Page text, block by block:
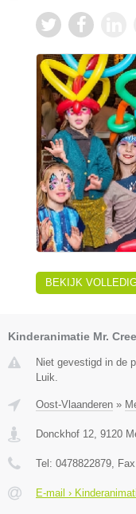
BEKIJK
Kinderanimatie Mr.
Niet gevestigd in de
Luik.
Oost-Vlaanderen »
Donckhof 12, 9120
Tel: 0478822879,
E-mail ›